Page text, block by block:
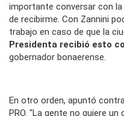
importante conversar con
de recibirme. Con Zannini
trabajo en caso de que la
Presidenta recibió esto
gobernador bonaerense.
En otro orden, apuntó
PRO. "La gente no quiere